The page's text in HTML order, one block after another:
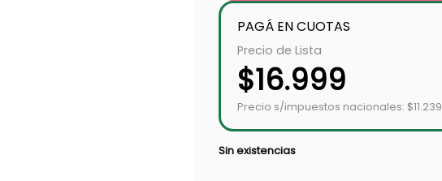
PAGÁ EN CUOTAS
Precio de Lista
$16.999
Precio s/impuestos nacionales: $11.239
Sin existencias